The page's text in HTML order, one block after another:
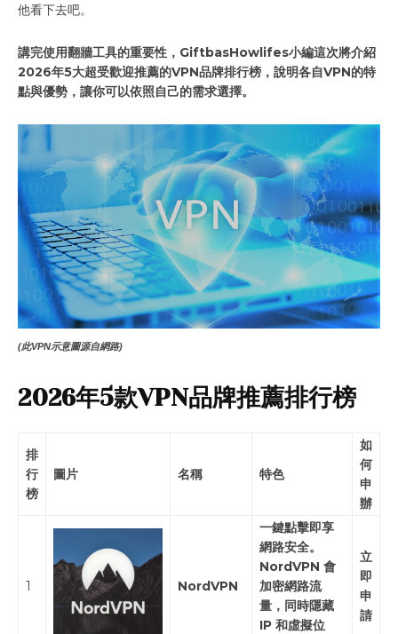
他看下去吧。
講完使用翻牆工具的重要性，GiftbasHowlifes小編這次將介紹
2026年5大超受歡迎推薦的VPN品牌排行榜，說明各自VPN的特
點與優勢，讓你可以依照自己的需求選擇。
(此VPN示意圖源自網路)
2026年5款VPN品牌推薦排行榜
排
行
榜
圖片 名稱 特色
如
何
申
辦
1 NordVPN
一鍵點擊即享
網路安全。
NordVPN 會
加密網路流
量，同時隱藏
IP 和虛擬位
立
即
申
請